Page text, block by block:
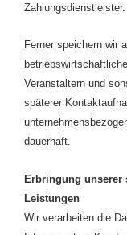
Zahlungsdienstleister.
Ferner speichern wir
Veranstaltern und
späterer
dauerhaft.
Erbringung unserer
Leistungen
Wir verarbeiten die